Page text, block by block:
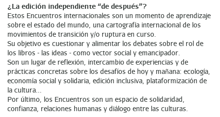
¿La edición independiente “de después”?
Estos Encuentros internacionales son un momento de aprendizaje
sobre el estado del mundo, una cartografía internacional de los
movimientos de transición y/o ruptura en curso.
Su objetivo es cuestionar y alimentar los debates sobre el rol de
los libros - las ideas - como vector social y emancipador.
Son un lugar de reflexión, intercambio de experiencias y de
prácticas concretas sobre los desafíos de hoy y mañana: ecología,
economía social y solidaria, edición inclusiva, plataformización de
la cultura...
Por último, los Encuentros son un espacio de solidaridad,
confianza, relaciones humanas y diálogo entre las culturas.